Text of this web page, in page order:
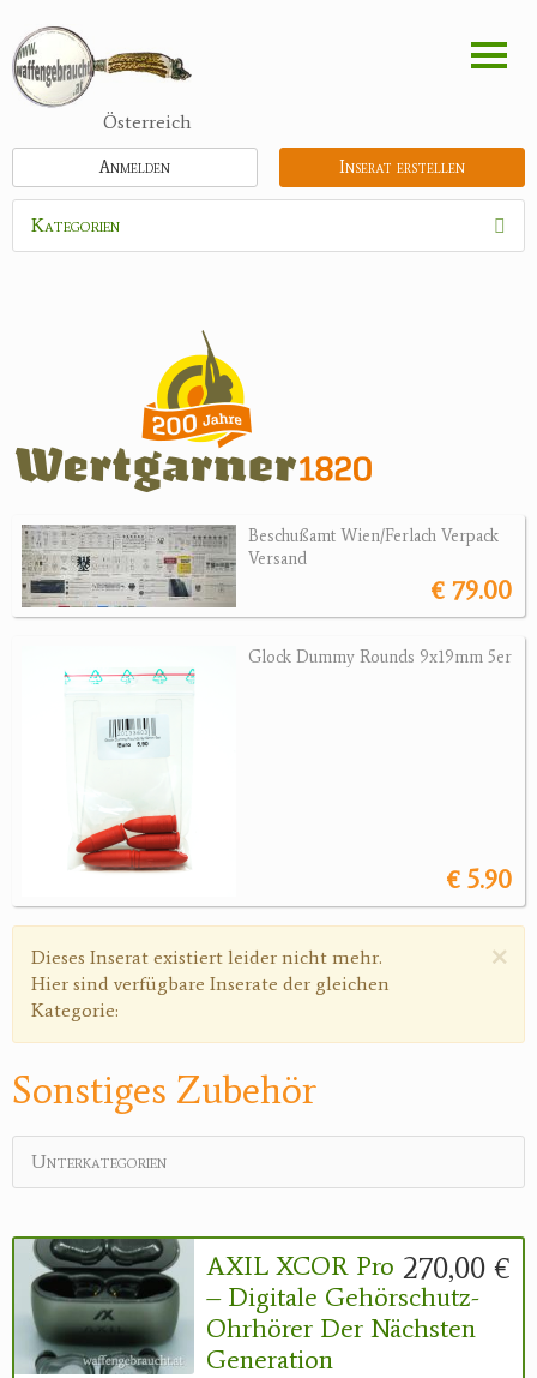
zum
Inhalt
Österreich
Inserat erstellen
Anmelden
Kategorien
Zubehör
Holster, Futterale
Magazine
Montagen, Ersatzteile
Sonstiges Zubehör
Jagdangebote
Bücher, Videos
Antikes
Geschenke
Reviereinrichtungen
Beschußamt Wien/Ferlach Verpack
Versand
€ 79.00
Glock Dummy Rounds 9x19mm 5er
€ 5.90
×
Warnmeldung
Dieses Inserat existiert leider nicht mehr.
Hier sind verfügbare Inserate der gleichen
Kategorie:
Sonstiges Zubehör
Unterkategorien
270,00 €
AXIL XCOR Pro
– Digitale Gehörschutz-
Ohrhörer Der Nächsten
Generation